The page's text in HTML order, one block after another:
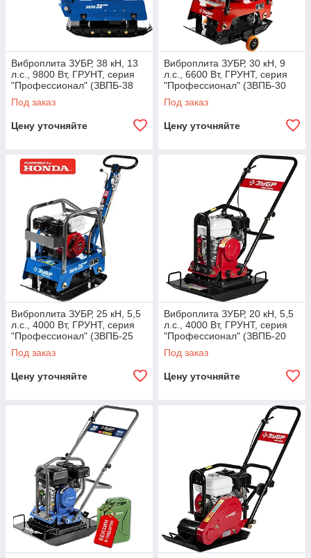
Виброплита ЗУБР, 38 кН, 13
л.с., 9800 Вт, ГРУНТ, серия
"Профессионал" (ЗВПБ-38
ГРХ)
Под заказ
Цену уточняйте
Виброплита ЗУБР, 30 кН, 9
л.с., 6600 Вт, ГРУНТ, серия
"Профессионал" (ЗВПБ-30
ГРХ)
Под заказ
Цену уточняйте
Виброплита ЗУБР, 25 кН, 5,5
л.с., 4000 Вт, ГРУНТ, серия
"Профессионал" (ЗВПБ-25
ГРХ)
Под заказ
Цену уточняйте
Виброплита ЗУБР, 20 кН, 5,5
л.с., 4000 Вт, ГРУНТ, серия
"Профессионал" (ЗВПБ-20
ГХ)
Под заказ
Цену уточняйте